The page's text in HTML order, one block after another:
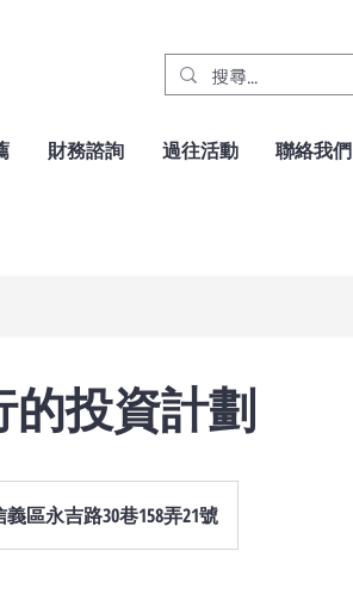
財務諮詢 過往活動 聯絡我們
的投資計劃
義區永吉路30巷158弄21號